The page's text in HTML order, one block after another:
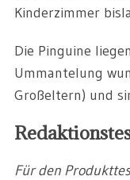
Kinderzimmer
Die Pinguine
Ummantelung
Großeltern) und
Für den